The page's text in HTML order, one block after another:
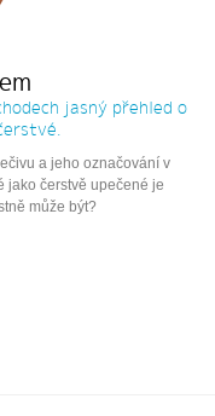
jasný přehled o
a jeho označování v
jako čerstvě upečené je
může být?